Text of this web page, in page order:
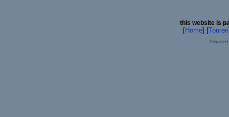
this website is
[Home] [Touren